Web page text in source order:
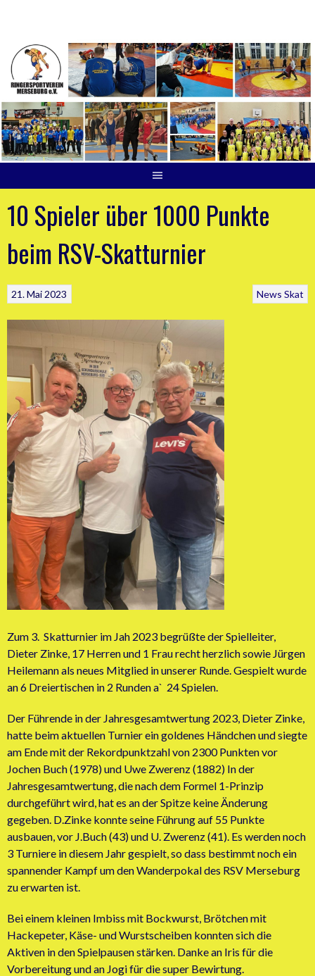
10 Spieler über 1000 Punkte
beim RSV-Skatturnier
News Skat
21. Mai 2023
Zum 3. Skatturnier im Jah 2023 begrüßte der Spielleiter,
Dieter Zinke, 17 Herren und 1 Frau recht herzlich sowie Jürgen
Heilemann als neues Mitglied in unserer Runde. Gespielt wurde
an 6 Dreiertischen in 2 Runden a` 24 Spielen.
Der Führende in der Jahresgesamtwertung 2023, Dieter Zinke,
hatte beim aktuellen Turnier ein goldenes Händchen und siegte
am Ende mit der Rekordpunktzahl von 2300 Punkten vor
Jochen Buch (1978) und Uwe Zwerenz (1882) In der
Jahresgesamtwertung, die nach dem Formel 1-Prinzip
durchgeführt wird, hat es an der Spitze keine Änderung
gegeben. D.Zinke konnte seine Führung auf 55 Punkte
ausbauen, vor J.Buch (43) und U. Zwerenz (41). Es werden noch
3 Turniere in diesem Jahr gespielt, so dass bestimmt noch ein
spannender Kampf um den Wanderpokal des RSV Merseburg
zu erwarten ist.
Bei einem kleinen Imbiss mit Bockwurst, Brötchen mit
Hackepeter, Käse- und Wurstscheiben konnten sich die
Aktiven in den Spielpausen stärken. Danke an Iris für die
Vorbereitung und an Jogi für die super Bewirtung.